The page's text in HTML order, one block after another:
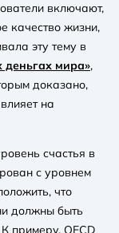
включают,
качество жизни,
эту тему в
деньгах мира»,
доказано,
на
счастья в
с уровнем
что
должны быть
примеру, OECD